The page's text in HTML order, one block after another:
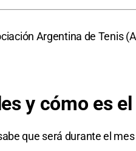
Argentina de Tenis
y cómo es
que será durante el